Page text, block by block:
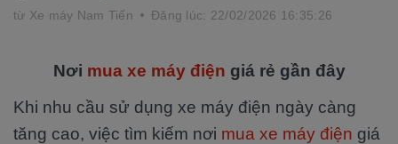
từ Xe máy Nam Tiến Đăng lúc: 22/02/2026 16:35:26
Nơi mua xe máy điện giá rẻ gần đây
Khi nhu cầu sử dụng xe máy điện ngày càng
tăng cao, việc tìm kiếm nơi mua xe máy điện giá